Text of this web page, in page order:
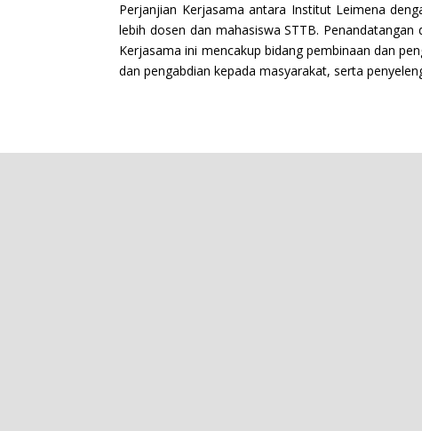
Perjanjian Kerjasama antara Institut Leimena
lebih dosen dan mahasiswa STTB.
Kerjasama ini mencakup bidang pembinaan dan
dan pengabdian kepada masyarakat, serta